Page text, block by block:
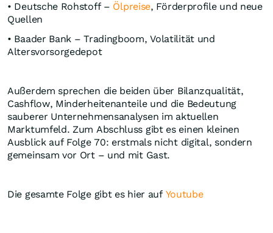
• Deutsche Rohstoff – Ölpreise, Förderprofile und neue
Quellen
• Baader Bank – Tradingboom, Volatilität und
Altersvorsorgedepot
Außerdem sprechen die beiden über Bilanzqualität,
Cashflow, Minderheitenanteile und die Bedeutung
sauberer Unternehmensanalysen im aktuellen
Marktumfeld. Zum Abschluss gibt es einen kleinen
Ausblick auf Folge 70: erstmals nicht digital, sondern
gemeinsam vor Ort – und mit Gast.
Die gesamte Folge gibt es hier auf Youtube